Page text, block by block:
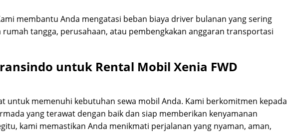
membantu Anda mengatasi beban biaya driver bulanan yang sering
tangga, perusahaan, atau pembengkakan anggaran transportasi
untuk Rental Mobil Xenia FWD
untuk memenuhi kebutuhan sewa mobil Anda. Kami berkomitmen kepada
yang terawat dengan baik dan siap memberikan kenyamanan
kami memastikan Anda menikmati perjalanan yang nyaman, aman,